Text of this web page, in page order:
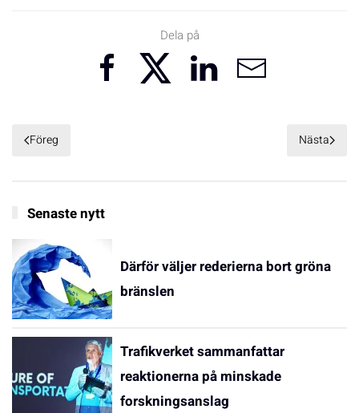
Dela på
Föreg Nästa
Senaste nytt
Därför väljer rederierna bort gröna
bränslen
Trafikverket sammanfattar
reaktionerna på minskade
forskningsanslag